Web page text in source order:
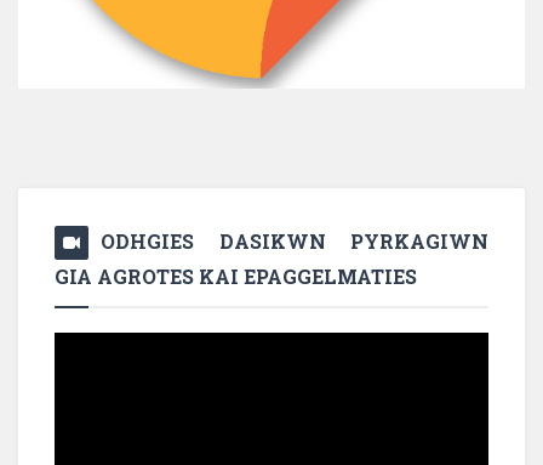
ODHGIES DASIKWN PYRKAGIWN
GIA AGROTES KAI EPAGGELMATIES